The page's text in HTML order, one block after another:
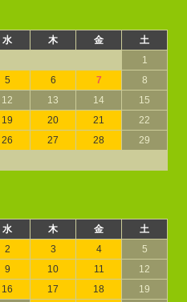
水 木 金
土
1
5 6 7
8
12 13 14
15
19 20 21
22
26 27 28
29
水 木 金
土
2 3 4
5
9 10 11
12
16 17 18
19